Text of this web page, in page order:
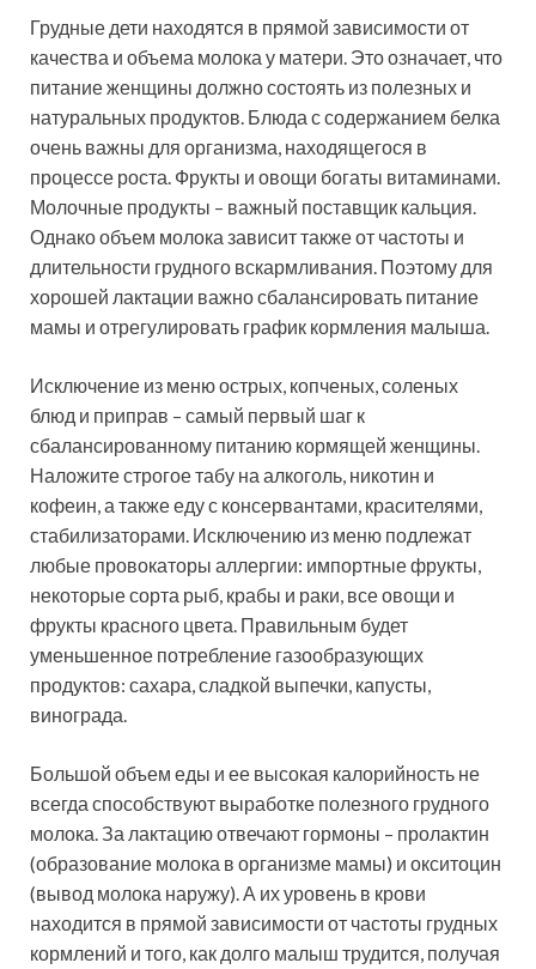
Грудные дети находятся в прямой зависимости от
качества и объема молока у матери. Это означает, что
питание женщины должно состоять из полезных и
натуральных продуктов. Блюда с содержанием белка
очень важны для организма, находящегося в
процессе роста. Фрукты и овощи богаты витаминами.
Молочные продукты – важный поставщик кальция.
Однако объем молока зависит также от частоты и
длительности грудного вскармливания. Поэтому для
хорошей лактации важно сбалансировать питание
мамы и отрегулировать график кормления малыша.
Исключение из меню острых, копченых, соленых
блюд и приправ – самый первый шаг к
сбалансированному питанию кормящей женщины.
Наложите строгое табу на алкоголь, никотин и
кофеин, а также еду с консервантами, красителями,
стабилизаторами. Исключению из меню подлежат
любые провокаторы аллергии: импортные фрукты,
некоторые сорта рыб, крабы и раки, все овощи и
фрукты красного цвета. Правильным будет
уменьшенное потребление газообразующих
продуктов: сахара, сладкой выпечки, капусты,
винограда.
Большой объем еды и ее высокая калорийность не
всегда способствуют выработке полезного грудного
молока. За лактацию отвечают гормоны – пролактин
(образование молока в организме мамы) и окситоцин
(вывод молока наружу). А их уровень в крови
находится в прямой зависимости от частоты грудных
кормлений и того, как долго малыш трудится, получая